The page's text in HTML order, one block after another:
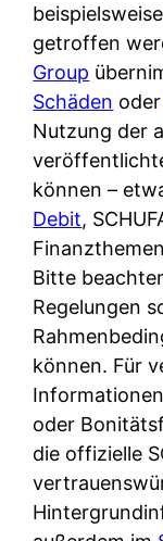
getroffen
Group
Schäden
Nutzung der
können –
Debit,
Bitte
Regelungen
können. Für
oder
die offizielle